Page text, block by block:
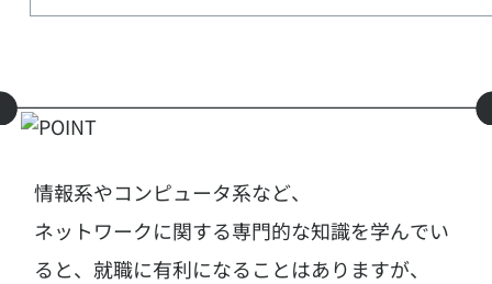
情報系やコンピュータ系など、
ネットワークに関する専門的な知識を学んでい
ると、就職に有利になることはありますが、